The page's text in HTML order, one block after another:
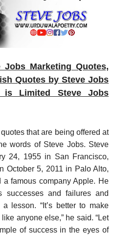
Marketing Quotes,
Quotes by Steve Jobs
Limited Steve Jobs
that are being offered at
words of Steve Jobs. Steve
24, 1955 in San Francisco,
October 5, 2011 in Palo Alto,
famous company Apple. He
successes and failures and
lesson. “It’s better to make
anyone else,” he said. “Let
of success in the eyes of